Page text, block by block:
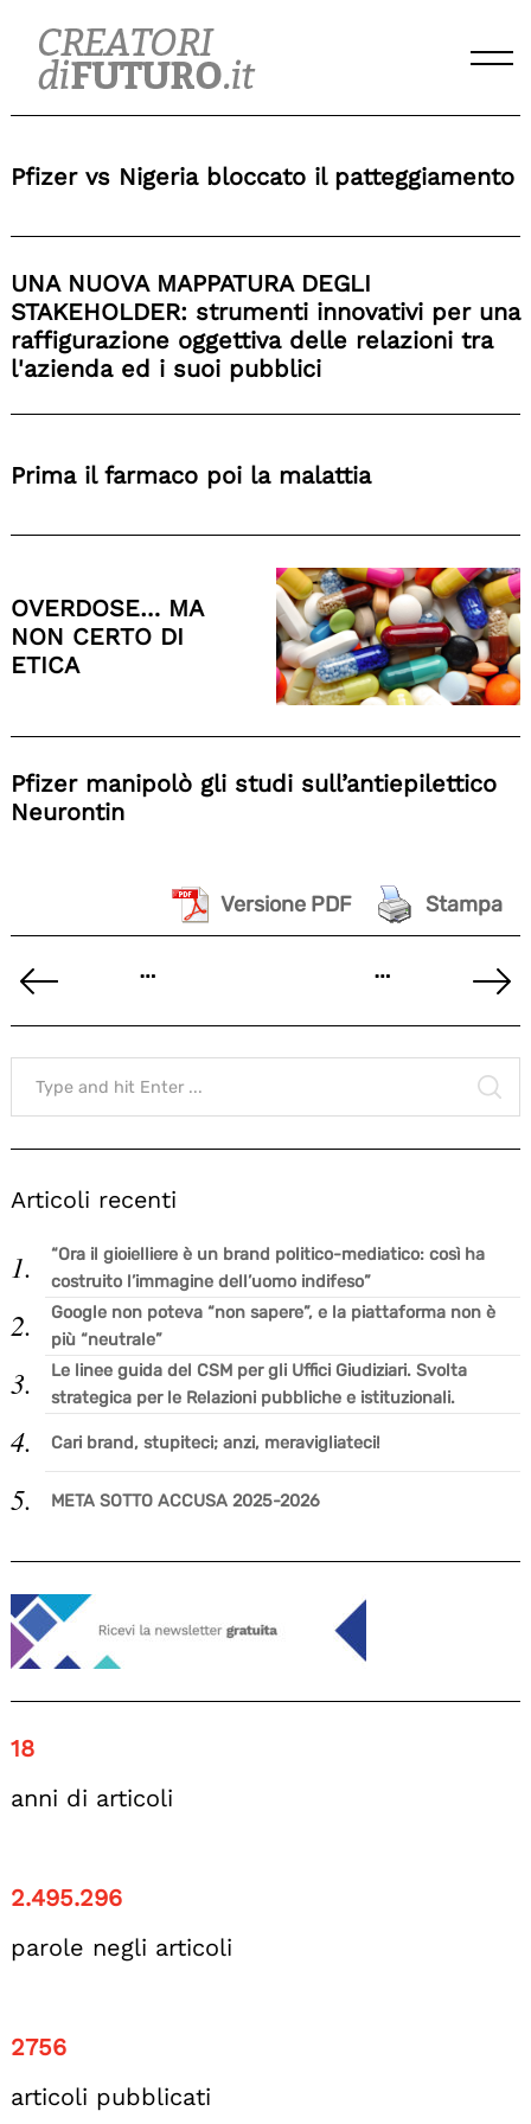
content
Pfizer vs Nigeria bloccato il patteggiamento
UNA NUOVA MAPPATURA DEGLI
STAKEHOLDER: strumenti innovativi per una
raffigurazione oggettiva delle relazioni tra
l'azienda ed i suoi pubblici
Prima il farmaco poi la malattia
OVERDOSE… MA
NON CERTO DI
ETICA
Pfizer manipolò gli studi sull’antiepilettico
Neurontin
Versione PDF
Stampa
degliPrevious
Page
… …
Search
for:
Articoli recenti
“Ora il gioielliere è un brand politico-mediatico: così ha
costruito l’immagine dell’uomo indifeso”
Google non poteva “non sapere”, e la piattaforma non è
più “neutrale”
Le linee guida del CSM per gli Uffici Giudiziari. Svolta
strategica per le Relazioni pubbliche e istituzionali.
Cari brand, stupiteci; anzi, meravigliateci!
META SOTTO ACCUSA 2025-2026
18
anni di articoli
2.495.296
parole negli articoli
2756
articoli pubblicati
Search